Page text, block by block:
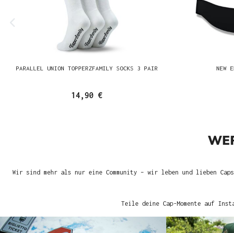
PARALLEL UNION TOPPERZFAMILY SOCKS 3 PAIR
14,90 €
NEW
Wir sind mehr als nur eine Community – wir leben und lieben
Teile deine Cap-Momente auf